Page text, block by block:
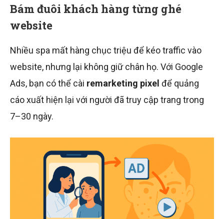
Bám đuôi khách hàng từng ghé
website
Nhiều spa mất hàng chục triệu để kéo traffic vào
website, nhưng lại không giữ chân họ. Với Google
Ads, bạn có thể cài remarketing pixel để quảng
cáo xuất hiện lại với người đã truy cập trang trong
7–30 ngày.